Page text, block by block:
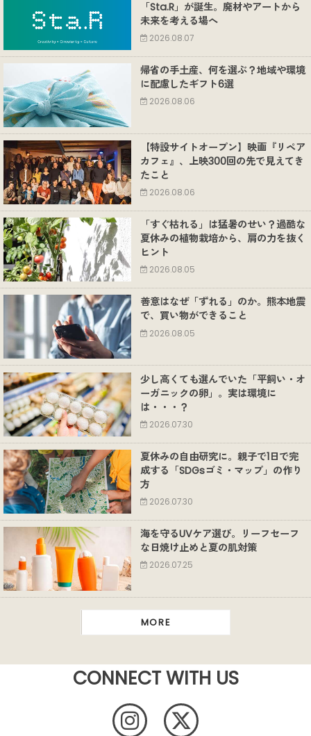
「Sta.R」が誕生。廃材やアートから
未来を考える場へ
2026.08.07
帰省の手土産、何を選ぶ？地域や環境
に配慮したギフト6選
2026.08.06
【特設サイトオープン】映画『リペア
カフェ』、上映300回の先で見えてき
たこと
2026.08.06
「すぐ枯れる」は猛暑のせい？過酷な
夏休みの植物栽培から、肩の力を抜く
ヒント
2026.08.05
善意はなぜ「ずれる」のか。熊本地震
で、買い物ができること
2026.08.05
少し高くても選んでいた「平飼い・オ
ーガニックの卵」。実は環境に
は・・・？
2026.07.30
夏休みの自由研究に。親子で1日で完
成する「SDGsゴミ・マップ」の作り
方
2026.07.30
海を守るUVケア選び。リーフセーフ
な日焼け止めと夏の肌対策
2026.07.25
MORE
CONNECT WITH US